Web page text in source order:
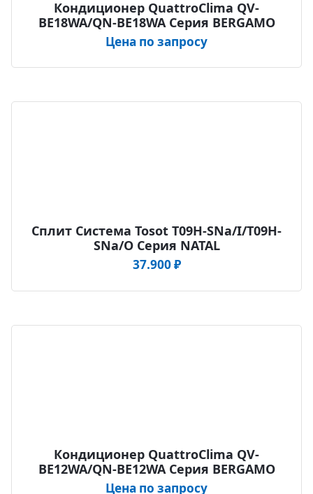
Кондиционер QuattroClima QV-
BE18WA/QN-BE18WA Серия BERGAMO
Цена по запросу
Сплит Система Tosot T09H-SNa/I/T09H-
SNa/O Серия NATAL
37.900₽
Кондиционер QuattroClima QV-
BE12WA/QN-BE12WA Серия BERGAMO
Цена по запросу